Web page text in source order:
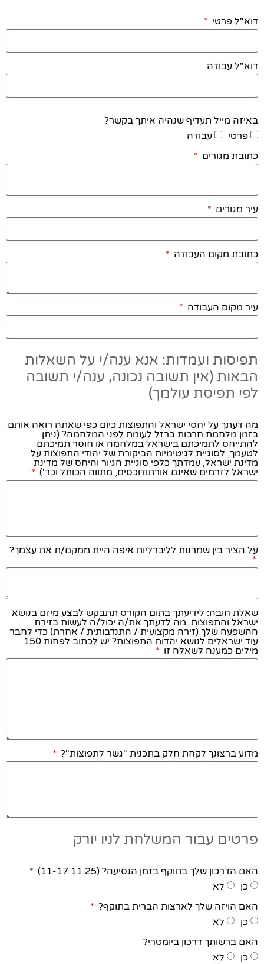
דוא"ל פרטי
דוא"ל עבודה
באיזה מייל תעדיף שנהיה איתך בקשר?
פרטי
עבודה
כתובת מגורים
עיר מגורים
כתובת מקום העבודה
עיר מקום העבודה
תפיסות ועמדות: אנא ענה/י על השאלות
הבאות (אין תשובה נכונה, ענה/י תשובה
לפי תפיסת עולמך)
מה דעתך על יחסי ישראל והתפוצות כיום כפי שאתה רואה אותם
בזמן מלחמת חרבות ברזל לעומת לפני המלחמה? (ניתן
להתייחס לתמיכתם בישראל במלחמה או חוסר תמיכתם
לטעמך, לסוגיית לגיטימיות הביקורת של יהודי התפוצות על
מדינת ישראל, עמדתך כלפי סוגיית הגיור והיחס של מדינת
ישראל לזרמים שאינם אורתודוכסים, מתווה הכותל וכד')
על הציר בין שמרנות לליברליות איפה היית ממקם/ת את עצמך?
שאלת חובה: לידיעתך בתום הקורס תתבקש לבצע מיזם בנושא
ישראל והתפוצות. מה לדעתך את/ה יכול/ה לעשות בזירת
ההשפעה שלך (זירה מקצועית / התנדבותית / אחרת) כדי לחבר
עוד ישראלים לנושא יהדות התפוצות? יש לכתוב לפחות 150
מילים כמענה לשאלה זו
מדוע ברצונך לקחת חלק בתכנית "גשר לתפוצות"?
פרטים עבור המשלחת לניו יורק
האם הדרכון שלך בתוקף בזמן הנסיעה? (11-17.11.25)
כן
לא
האם הויזה שלך לארצות הברית בתוקף?
כן
לא
האם ברשותך דרכון ביומטרי?
כן
לא